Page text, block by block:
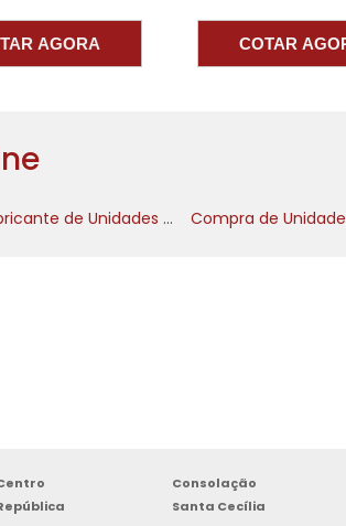
AGORA COTAR AGORA
Fabricante de Unidades de Hidrante
Consolação
Santa Cecília